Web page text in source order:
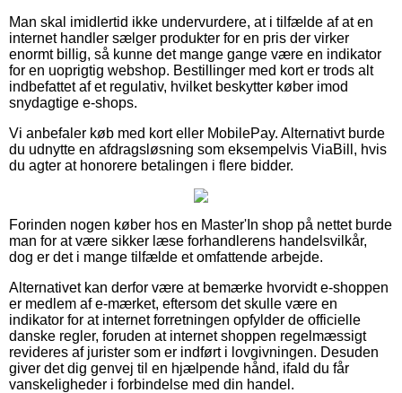
Man skal imidlertid ikke undervurdere, at i tilfælde af at en
internet handler sælger produkter for en pris der virker
enormt billig, så kunne det mange gange være en indikator
for en uoprigtig webshop. Bestillinger med kort er trods alt
indbefattet af et regulativ, hvilket beskytter køber imod
snydagtige e-shops.
Vi anbefaler køb med kort eller MobilePay. Alternativt burde
du udnytte en afdragsløsning som eksempelvis ViaBill, hvis
du agter at honorere betalingen i flere bidder.
Forinden nogen køber hos en Master'In shop på nettet burde
man for at være sikker læse forhandlerens handelsvilkår,
dog er det i mange tilfælde et omfattende arbejde.
Alternativet kan derfor være at bemærke hvorvidt e-shoppen
er medlem af e-mærket, eftersom det skulle være en
indikator for at internet forretningen opfylder de officielle
danske regler, foruden at internet shoppen regelmæssigt
revideres af jurister som er indført i lovgivningen. Desuden
giver det dig genvej til en hjælpende hånd, ifald du får
vanskeligheder i forbindelse med din handel.